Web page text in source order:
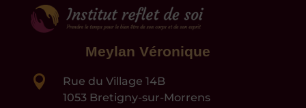
Meylan Véronique

Rue du Village 14B
1053 Bretigny-sur-Morrens